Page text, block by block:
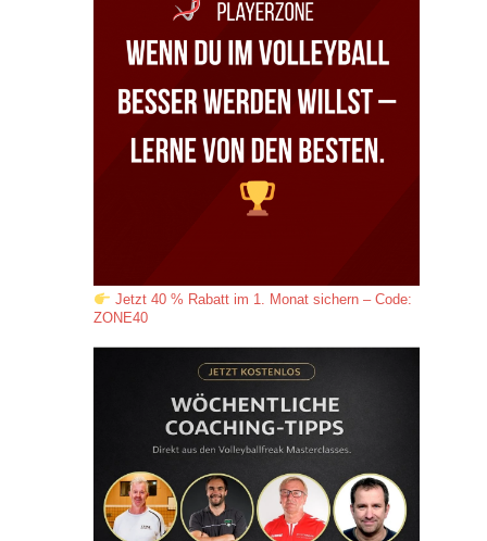
Jetzt 40 % Rabatt im 1. Monat sichern – Code:
ZONE40